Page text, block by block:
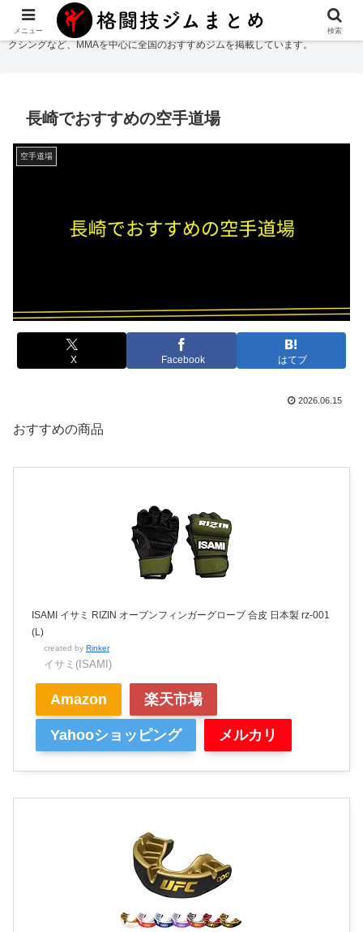
格闘技ジムまとめ
では総合格闘技・柔術・レスリング・キックボクシング・ボ
クシングなど、MMAを中心に全国のおすすめジムを掲載しています。
長崎でおすすめの空手道場
空手道場
X Facebook はてブ
2026.06.15
おすすめの商品
ISAMI イサミ RIZIN オープンフィンガーグローブ 合皮 日本製 rz-001
(L)
created by Rinker
イサミ(ISAMI)
Amazon 楽天市場
Yahooショッピング メルカリ
メニュー 検索